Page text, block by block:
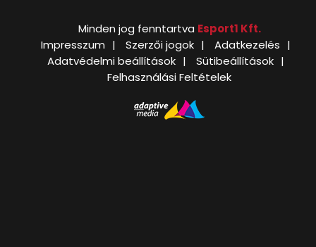
Minden jog fenntartva Esport1 Kft.
Impresszum
Szerzői jogok
Adatkezelés
Adatvédelmi beállítások
Sütibeállítások
Felhasználási Feltételek